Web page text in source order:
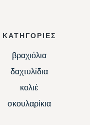
ΚΑΤΗΓΟΡΙΕΣ
βραχιόλια
δαχτυλίδια
κολιέ
σκουλαρίκια